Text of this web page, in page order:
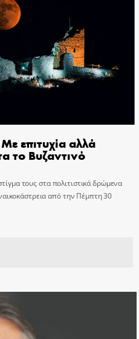
επιτυχία αλλά
το Βυζαντινό
τους στα πολιτιστικά δρώμενα
από την Πέμπτη 30